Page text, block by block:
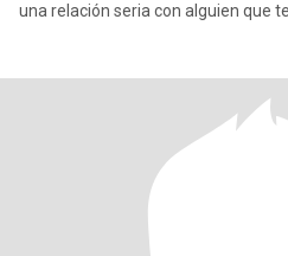
una relación seria con alguien que